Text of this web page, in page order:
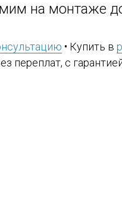
на монтаже
• Купить в
переплат, с